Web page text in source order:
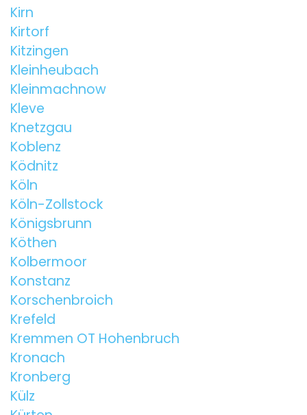
Kirn
Kirtorf
Kitzingen
Kleinheubach
Kleinmachnow
Kleve
Knetzgau
Koblenz
Ködnitz
Köln
Köln-Zollstock
Königsbrunn
Köthen
Kolbermoor
Konstanz
Korschenbroich
Krefeld
Kremmen OT Hohenbruch
Kronach
Kronberg
Külz